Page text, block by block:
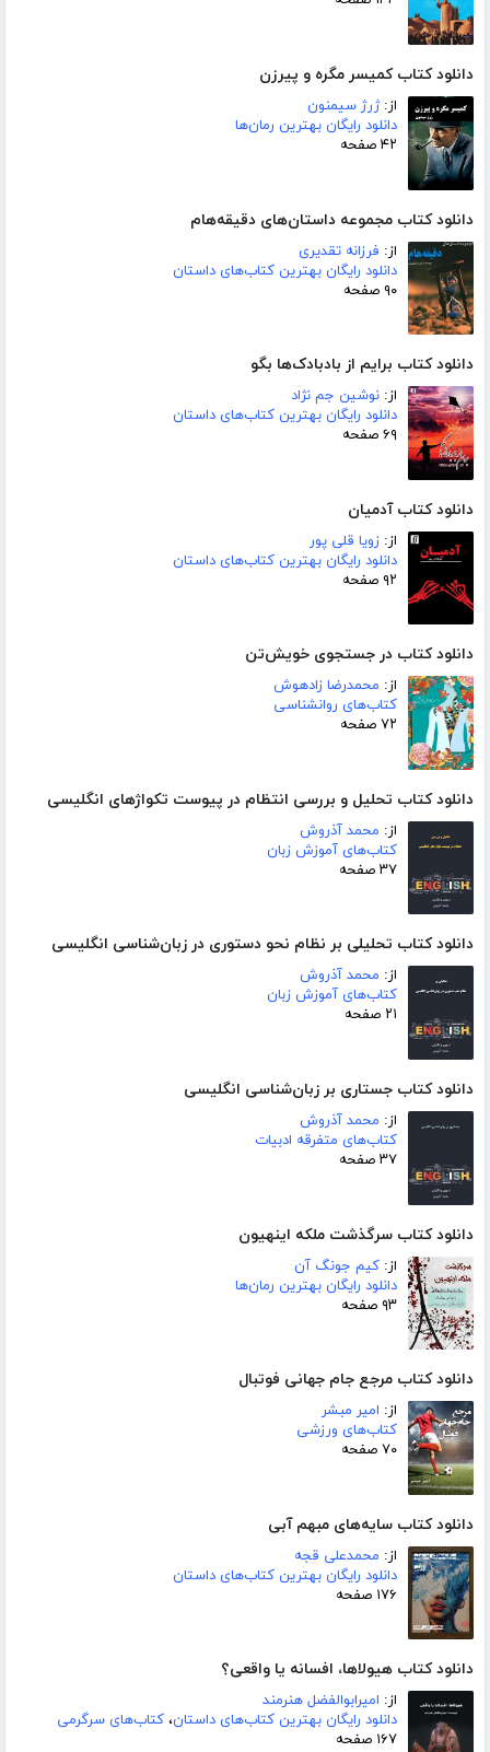
دانلود کتاب کمیسر مگره و پیرزن
از:ژرژ سیمنون
دانلود رایگان بهترین رمان‌ها
۴۲ صفحه
دانلود کتاب مجموعه داستان‌های دقیقه‌هام
از: فرزانه تقدیری
دانلود رایگان بهترین کتاب‌های داستان
۹۰ صفحه
دانلود کتاب برایم از بادبادک‌ها بگو
از: نوشین جم نژاد
دانلود رایگان بهترین کتاب‌های داستان
۶۹ صفحه
دانلود کتاب آدمیان
از: زویا قلی پور
دانلود رایگان بهترین کتاب‌های داستان
۹۲ صفحه
دانلود کتاب در جستجوی خویش‌تن
از: محمدرضا زادهوش
کتاب‌های روانشناسی
۷۲ صفحه
دانلود کتاب تحلیل و بررسی انتظام در پیوست تکواژهای انگلیسی
از: محمد آذروش
کتاب‌های آموزش زبان
۳۷ صفحه
دانلود کتاب تحلیلی بر نظام نحو دستوری در زبان‌شناسی انگلیسی
از: محمد آذروش
کتاب‌های آموزش زبان
۲۱ صفحه
دانلود کتاب جستاری بر زبان‌شناسی انگلیسی
از: محمد آذروش
کتاب‌های متفرقه ادبیات
۳۷ صفحه
دانلود کتاب سرگذشت ملکه اینهیون
از: کیم جونگ آن
دانلود رایگان بهترین رمان‌ها
۹۳ صفحه
دانلود کتاب مرجع جام جهانی فوتبال
از: امیر مبشر
کتاب‌های ورزشی
۷۰ صفحه
دانلود کتاب سایه‌های مبهم آبی
از: محمدعلی قجه
دانلود رایگان بهترین کتاب‌های داستان
۱۷۶ صفحه
دانلود کتاب هیولاها، افسانه یا واقعی؟
از: امیرابوالفضل هنرمند
دانلود رایگان بهترین کتاب‌های داستان، کتاب‌های سرگرمی
۱۶۷ صفحه